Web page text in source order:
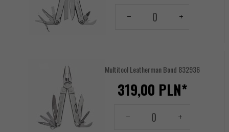
Multitool Leatherman Bond 832936
319,00 PLN*